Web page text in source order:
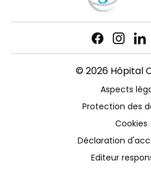
© 2026 Hôpital
Aspects
Protection des
Cookies
Déclaration
Editeur